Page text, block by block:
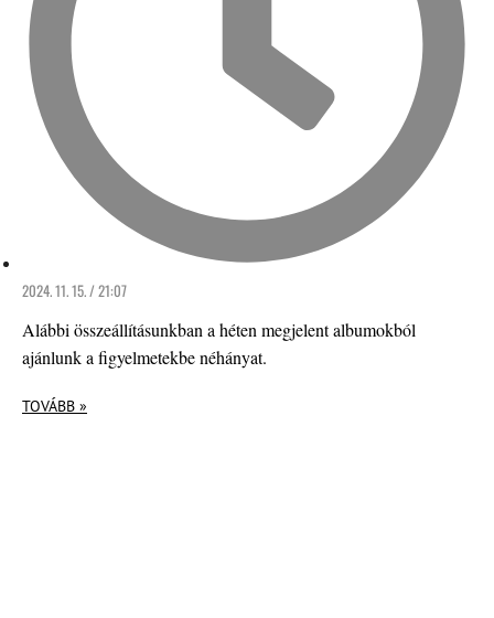
2024. 11. 15. / 21:07
Alábbi összeállításunkban a héten megjelent albumokból
ajánlunk a figyelmetekbe néhányat.
TOVÁBB »